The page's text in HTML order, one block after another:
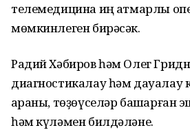
телемедицина иң ҡатмарлы
мөмкинлеген бирәсәк.
Радий Хәбиров һәм Олег
диагностикалау һәм дауалау
ҡараны, төҙөүселәр башҡарған
һәм күләмен билдәләне.